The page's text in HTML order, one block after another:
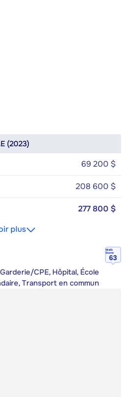
(2023)
69 200 $
208 600 $
277 800 $
plus
Walk
Score
63
CPE, Hôpital, École
Transport en commun